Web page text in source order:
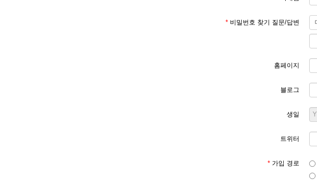
* 비밀번호 찾기 질문/답변
홈페이지
블로그
생일
트위터
* 가입 경로